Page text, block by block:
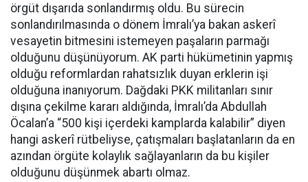
örgüt dışarıda sonlandırmış oldu. Bu sürecin
sonlandırılmasında o dönem İmralı’ya bakan askerî
vesayetin bitmesini istemeyen paşaların parmağı
olduğunu düşünüyorum. AK parti hükümetinin yapmış
olduğu reformlardan rahatsızlık duyan erklerin işi
olduğuna inanıyorum. Dağdaki PKK militanları sınır
dışına çekilme kararı aldığında, İmralı’da Abdullah
Öcalan’a “500 kişi içerdeki kamplarda kalabilir” diyen
hangi askerî rütbeliyse, çatışmaları başlatanların da en
azından örgüte kolaylık sağlayanların da bu kişiler
olduğunu düşünmek abartı olmaz.